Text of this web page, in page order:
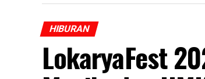
HIBURAN
LokaryaFest